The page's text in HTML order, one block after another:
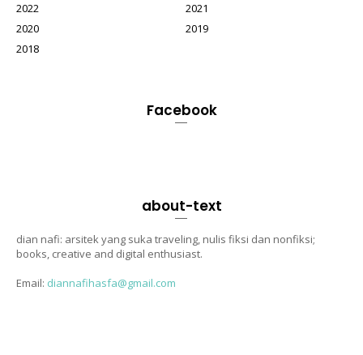
2022
2021
2020
2019
2018
Facebook
about-text
dian nafi: arsitek yang suka traveling, nulis fiksi dan nonfiksi;
books, creative and digital enthusiast.
Email: diannafihasfa@gmail.com